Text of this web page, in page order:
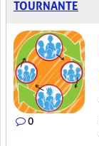
TOURNANTE
0